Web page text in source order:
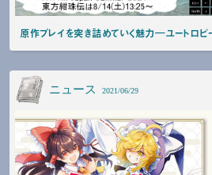
原作プレイを突き詰めていく魅力―ユートロピ
ニュース 2021/06/29